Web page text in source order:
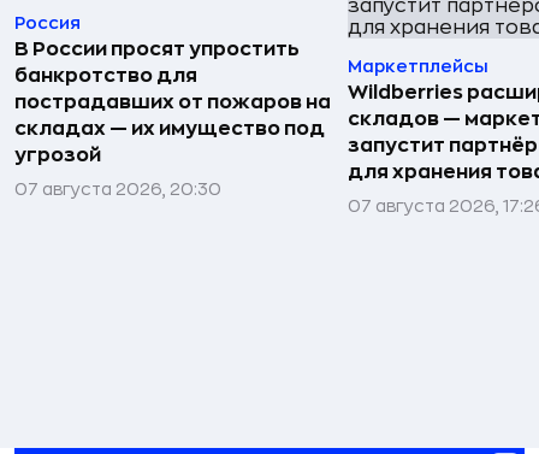
Россия
В России просят упростить
банкротство для
пострадавших от пожаров на
складах — их имущество под
угрозой
07 августа 2026, 20:30
Маркетплейсы
Wildberries
складов —
запустит
для хранения
07 августа 2026,